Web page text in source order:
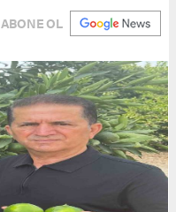
ABONE OL